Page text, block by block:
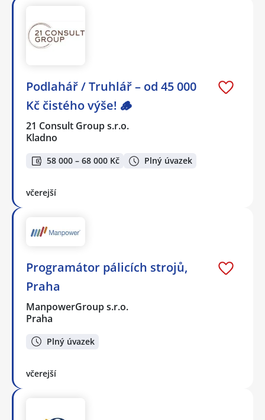
Podlahář / Truhlář – od 45 000
Kč čistého výše! 🪵
21 Consult Group s.r.o.
Kladno
58 000 – 68 000 Kč Plný úvazek
včerejší
Programátor pálicích strojů,
Praha
ManpowerGroup s.r.o.
Praha
Plný úvazek
včerejší